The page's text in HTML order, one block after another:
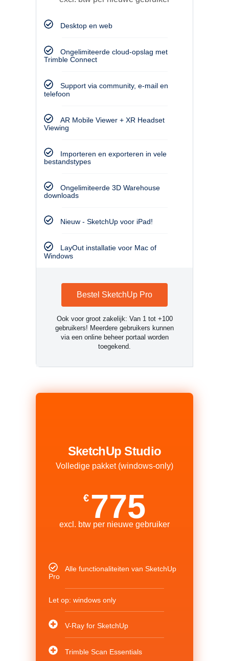
Desktop en web
Ongelimiteerde cloud-opslag met
Trimble Connect
Support via community, e-mail en
telefoon
AR Mobile Viewer + XR Headset
Viewing
Importeren en exporteren in vele
bestandstypes
Ongelimiteerde 3D Warehouse
downloads
Nieuw - SketchUp voor iPad!
LayOut installatie voor Mac of
Windows
Bestel SketchUp Pro
Ook voor groot zakelijk: Van 1 tot +100
gebruikers! Meerdere gebruikers kunnen
via een online beheer portaal worden
toegekend.
SketchUp Studio
Volledige pakket (windows-only)
€ 775
excl. btw per nieuwe gebruiker
Alle functionaliteiten van SketchUp
Pro
Let op: windows only
V-Ray for SketchUp
Trimble Scan Essentials